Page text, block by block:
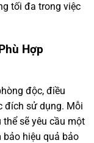
tối đa trong việc
Hợp
độc, điều
đích sử dụng. Mỗi
sẽ yêu cầu một
hiệu quả bảo